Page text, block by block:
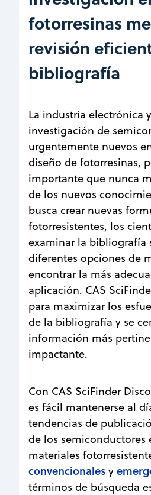
fotorresinas
revisión
bibliografía
La industria electrónica
investigación de
urgentemente nuevos
diseño de fotorresinas,
importante que nunca
de los nuevos
busca crear nuevas
fotorresistentes, los
examinar la bibliografía
diferentes opciones de
encontrar la más
aplicación. CAS
para maximizar los
de la bibliografía y se
información más
impactante.
Con CAS SciFinder
es fácil mantenerse al
tendencias de
de los semiconductores
materiales
convencionales y
términos de búsqueda